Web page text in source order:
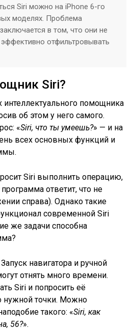
Siri можно на iPhone 6-го
моделях. Проблема
в том, что они не
отфильтровывать
Siri?
интеллектуального помощника
об этом у него самого.
«Siri, что ты умеешь?» — и на
всех основных функций и
Siri выполнить операцию,
ответит, что не
справа). Однако такие
современной Siri
же задачи способна
Запуск навигатора и ручной
отнять много времени.
Siri и попросить её
нужной точки. Можно
такого: «Siri, как
56?».